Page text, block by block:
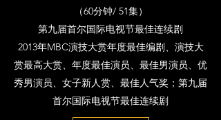
（60分钟/ 51集）
第九届首尔国际电视节最佳连续剧
2013年MBC演技大赏年度最佳编剧、演技大
赏最高大赏、年度最佳演员、最佳男演员、优
秀男演员、女子新人赏、最佳人气奖；第九届
首尔国际电视节最佳连续剧